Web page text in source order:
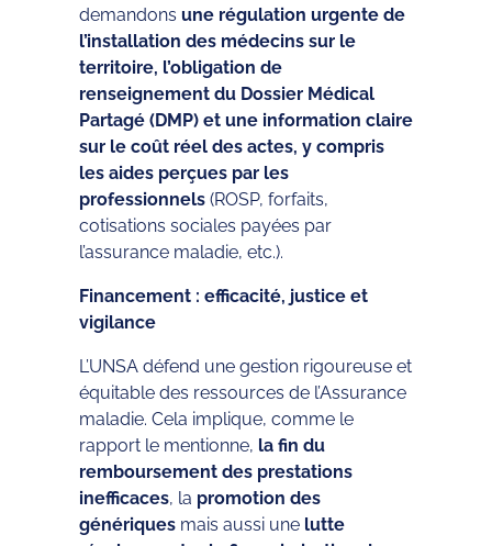
demandons une régulation urgente de
l’installation des médecins sur le
territoire, l’obligation de
renseignement du Dossier Médical
Partagé (DMP) et une information claire
sur le coût réel des actes, y compris
les aides perçues par les
professionnels (ROSP, forfaits,
cotisations sociales payées par
l’assurance maladie, etc.).
Financement : efficacité, justice et
vigilance
L’UNSA défend une gestion rigoureuse et
équitable des ressources de l’Assurance
maladie. Cela implique, comme le
rapport le mentionne, la fin du
remboursement des prestations
inefficaces, la promotion des
génériques mais aussi une lutte